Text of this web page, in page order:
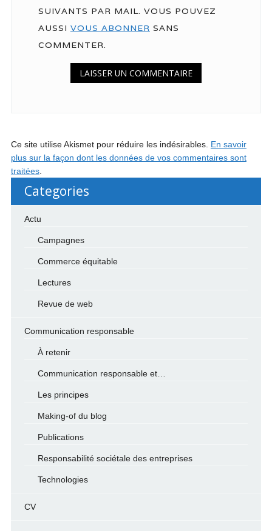
SUIVANTS PAR MAIL. VOUS POUVEZ
AUSSI VOUS ABONNER SANS
COMMENTER.
Ce site utilise Akismet pour réduire les indésirables. En savoir
plus sur la façon dont les données de vos commentaires sont
traitées.
Categories
Actu
Campagnes
Commerce équitable
Lectures
Revue de web
Communication responsable
À retenir
Communication responsable et…
Les principes
Making-of du blog
Publications
Responsabilité sociétale des entreprises
Technologies
CV